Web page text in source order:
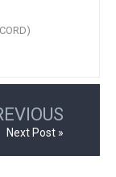
Next Post »